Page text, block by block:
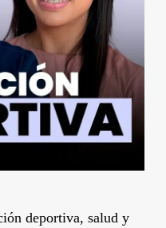
deportiva, salud y